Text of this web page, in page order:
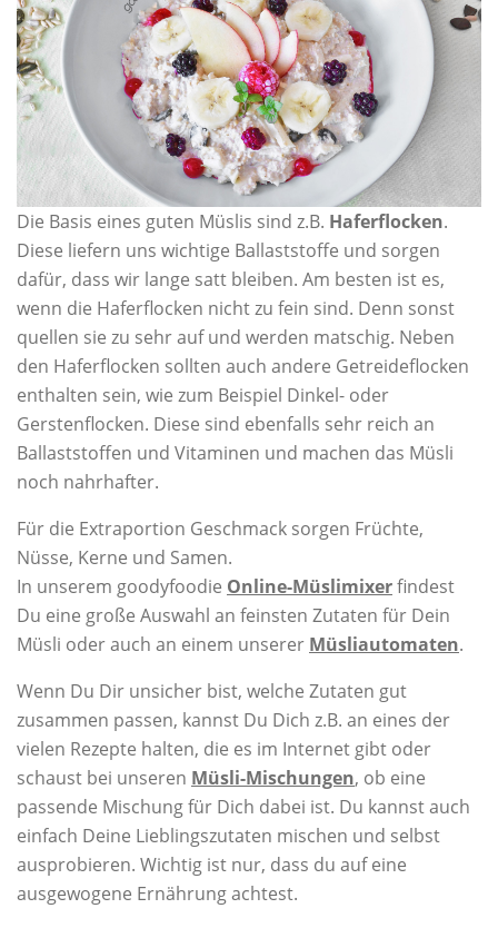
Die Basis eines guten Müslis sind z.B. Haferflocken.
Diese liefern uns wichtige Ballaststoffe und sorgen
dafür, dass wir lange satt bleiben. Am besten ist es,
wenn die Haferflocken nicht zu fein sind. Denn sonst
quellen sie zu sehr auf und werden matschig. Neben
den Haferflocken sollten auch andere Getreideflocken
enthalten sein, wie zum Beispiel Dinkel- oder
Gerstenflocken. Diese sind ebenfalls sehr reich an
Ballaststoffen und Vitaminen und machen das Müsli
noch nahrhafter.
Für die Extraportion Geschmack sorgen Früchte,
Nüsse, Kerne und Samen.
In unserem goodyfoodie Online-Müslimixerfindest
Du eine große Auswahl an feinsten Zutaten für Dein
Müsli oder auch an einem unserer Müsliautomaten.
Wenn Du Dir unsicher bist, welche Zutaten gut
zusammen passen, kannst Du Dich z.B. an eines der
vielen Rezepte halten, die es im Internet gibt oder
schaust bei unseren Müsli-Mischungen, ob eine
passende Mischung für Dich dabei ist. Du kannst auch
einfach Deine Lieblingszutaten mischen und selbst
ausprobieren. Wichtig ist nur, dass du auf eine
ausgewogene Ernährung achtest.